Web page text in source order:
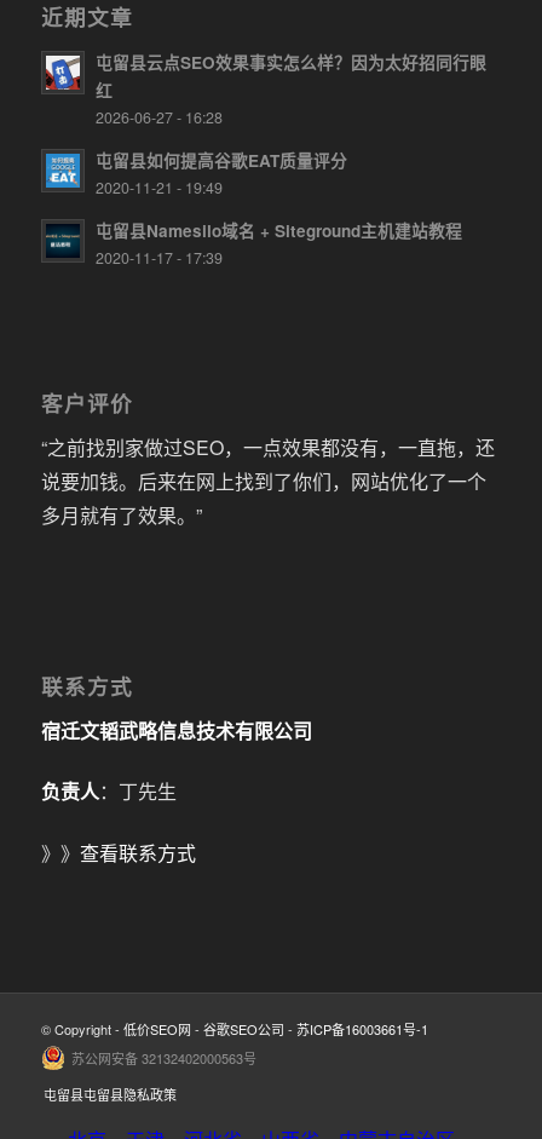
近期文章
屯留县云点SEO效果事实怎么样？因为太好招同行眼
红
2026-06-27 - 16:28
屯留县如何提高谷歌EAT质量评分
2020-11-21 - 19:49
屯留县Namesilo域名 + Siteground主机建站教程
2020-11-17 - 17:39
客户评价
“之前找别家做过SEO，一点效果都没有，一直拖，还
说要加钱。后来在网上找到了你们，网站优化了一个
多月就有了效果。”
联系方式
宿迁文韬武略信息技术有限公司
负责人：丁先生
》》 查看联系方式
© Copyright - 低价SEO网 - 谷歌SEO公司 - 苏ICP备16003661号-1
苏公网安备 32132402000563号
屯留县屯留县隐私政策